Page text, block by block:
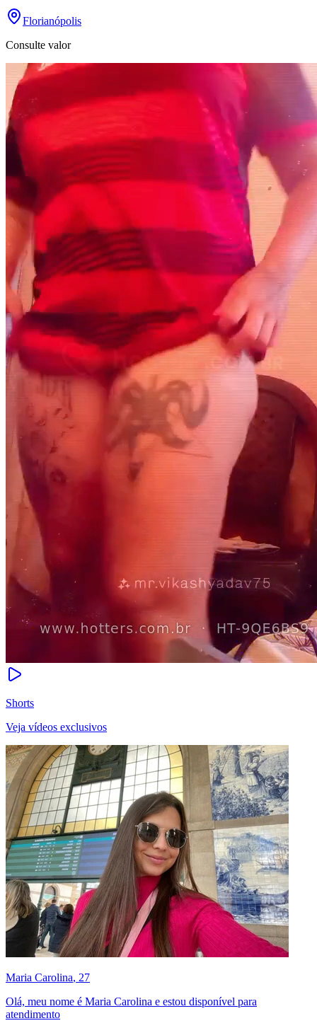
Florianópolis
Consulte valor
Shorts
Veja vídeos exclusivos
Maria Carolina, 27
Olá, meu nome é Maria Carolina e estou disponível para
atendimento